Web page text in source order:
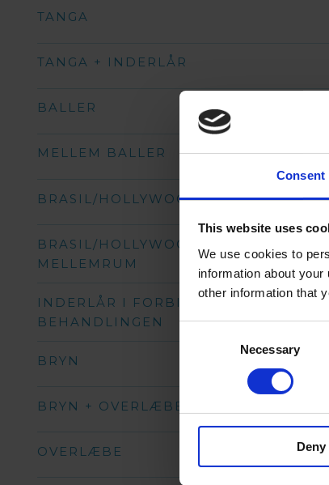
Consent
This website uses
We use cookies to
information about
other information that
Necessary
Deny
TANGA
TANGA + INDERLÅR
BALLER
MELLEM BALLER
BRASIL/HOLLYWOOD (KVINDER)
BRASIL/HOLLYWOOD MAX. 28 DAGES
MELLEMRUM
INDERLÅR I FORBINDELSE MED
BEHANDLINGEN
BRYN
BRYN + OVERLÆBE
OVERLÆBE